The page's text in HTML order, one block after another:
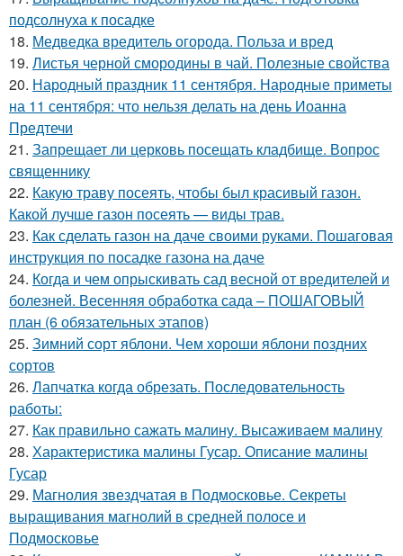
подсолнуха к посадке
18. Медведка вредитель огорода. Польза и вред
19. Листья черной смородины в чай. Полезные свойства
20. Народный праздник 11 сентября. Народные приметы
на 11 сентября: что нельзя делать на день Иоанна
Предтечи
21. Запрещает ли церковь посещать кладбище. Вопрос
священнику
22. Какую траву посеять, чтобы был красивый газон.
Какой лучше газон посеять — виды трав.
23. Как сделать газон на даче своими руками. Пошаговая
инструкция по посадке газона на даче
24. Когда и чем опрыскивать сад весной от вредителей и
болезней. Весенняя обработка сада – ПОШАГОВЫЙ
план (6 обязательных этапов)
25. Зимний сорт яблони. Чем хороши яблони поздних
сортов
26. Лапчатка когда обрезать. Последовательность
работы:
27. Как правильно сажать малину. Высаживаем малину
28. Характеристика малины Гусар. Описание малины
Гусар
29. Магнолия звездчатая в Подмосковье. Секреты
выращивания магнолий в средней полосе и
Подмосковье